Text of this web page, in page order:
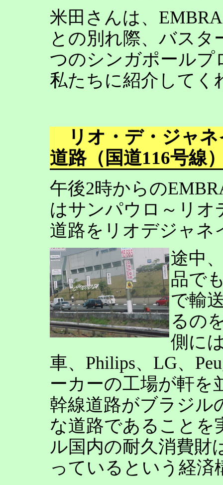
米田さんは、
との別れ際、バス
つのシンガポールプ
私たちに紹介してく
リオ・デ・ジャネ
道路（国道116号線
午後2時からの
はサンパウロ～リオ
道路をリオデジャネ
途中
品で
で輸
るの
側に
車、Philips、LG、
ーカーの工場が軒を
幹線道路がブラジル
な道路であることを
ル国内の耐久消費財
っているという経済